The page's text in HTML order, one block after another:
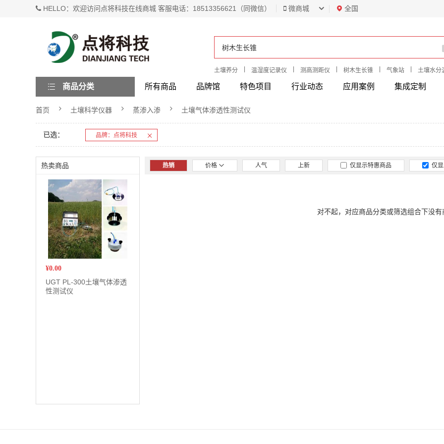
HELLO：欢迎访问点将科技在线商城 客服电话：18513356621（同微信） 微商城 全国
土壤养分 温湿度记录仪 测高测距仪 树木生长锥 气象站 土壤水分
所有商品 品牌馆 特色项目 行业动态 应用案例 集成定制
商品分类
首页 土壤科学仪器 蒸渗入渗 土壤气体渗透性测试仪
已选： 品牌：点将科技
热卖商品
¥0.00
UGT PL-300土壤气体渗透
性测试仪
热销 价格 人气 上新 仅显示特惠商品 仅
对不起，对应商品分类或筛选组合下没有